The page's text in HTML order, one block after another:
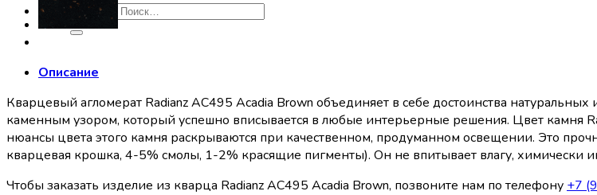
Искать:
Описание
Кварцевый агломерат Radianz AC495 Acadia Brown объединяет в себе достоинства
каменным узором, который успешно вписывается в любые интерьерные решения. Цвет камня
нюансы цвета этого камня раскрываются при качественном, продуманном освещении. Это
кварцевая крошка, 4-5% смолы, 1-2% красящие пигменты). Он не впитывает влагу, химически
Чтобы заказать изделие из кварца Radianz AC495 Acadia Brown, позвоните нам по телефону +7